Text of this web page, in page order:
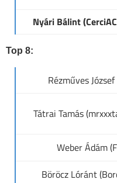
Nyári Bálint
Top 8:
Rézműves
Tátrai Tamás
Weber Ádám
Böröcz Lóránt